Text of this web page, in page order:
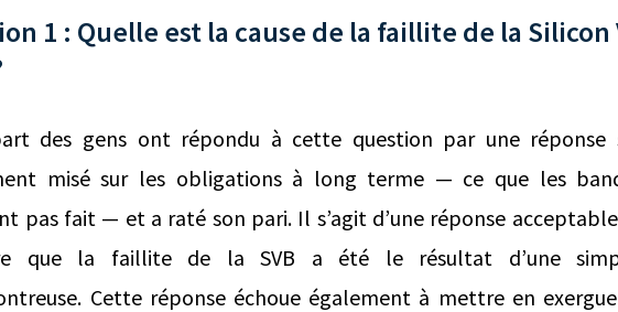
1 : Quelle est la cause de la faillite de la Silicon
des gens ont répondu à cette question par une réponse
misé sur les obligations à long terme — ce que les
pas fait — et a raté son pari. Il s’agit d’une réponse
que la faillite de la SVB a été le résultat d’une
Cette réponse échoue également à mettre en